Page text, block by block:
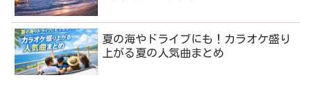
夏の海やドライブにも！カラオケ盛り
上がる夏の人気曲まとめ